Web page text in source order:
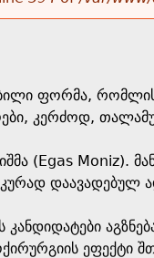
ფორმა,
კერძოდ,
(Egas
დაავადებულ